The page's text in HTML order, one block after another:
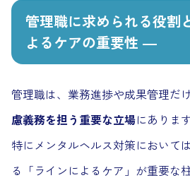
管理職に求められる役
よるケアの重要性 ―
管理職は、業務進捗や成果管理だけ
慮義務を担う重要な立場にあります
特にメンタルヘルス対策において
る「ラインによるケア」が重要な